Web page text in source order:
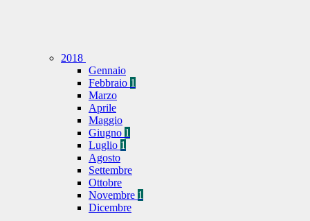
2018
Gennaio
Febbraio 1
Marzo
Aprile
Maggio
Giugno 1
Luglio 1
Agosto
Settembre
Ottobre
Novembre 1
Dicembre